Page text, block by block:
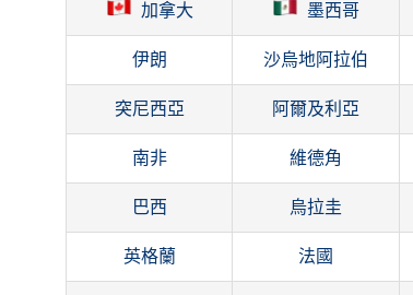
加拿大 墨西哥
伊朗 沙烏地阿拉伯
突尼西亞 阿爾及利亞
南非 維德角
巴西 烏拉圭
英格蘭 法國